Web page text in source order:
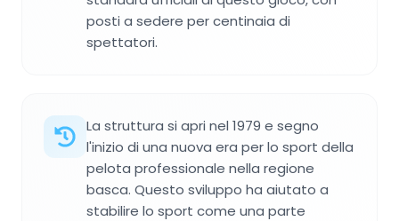
posti a sedere per centinaia di
spettatori.
La struttura si apri nel 1979 e segno
l'inizio di una nuova era per lo sport della
pelota professionale nella regione
basca. Questo sviluppo ha aiutato a
stabilire lo sport come una parte